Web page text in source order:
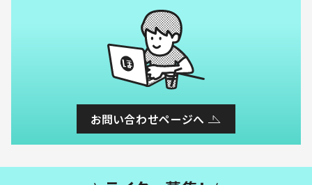
お問い合わせページへ